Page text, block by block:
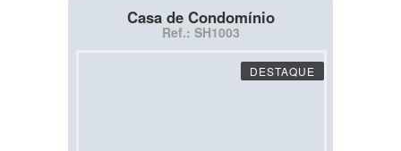
Casa de Condomínio
Ref.: SH1003
DESTAQUE